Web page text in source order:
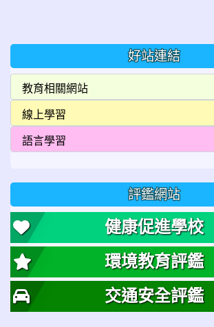
好站連結
評鑑網站
健康促進學校
環境教育評鑑
交通安全評鑑